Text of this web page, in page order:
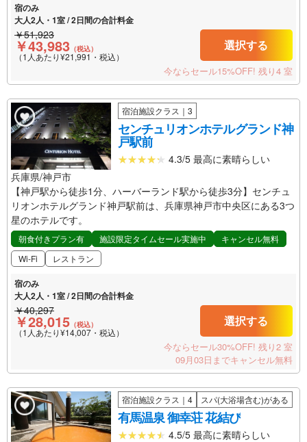
宿のみ
大人2人・1室 / 2日間の合計料金
￥51,923
￥43,983 （税込）
（1人あたり¥21,991・税込）
選択する
今ならセール15%OFF! 残り4 室
宿泊施設クラス｜3
センチュリオンホテルグランド神
戸駅前
4.3/5 最高に素晴らしい
兵庫県/神戸市
【神戸駅から徒歩1分、ハーバーランド駅から徒歩3分】センチュ
リオンホテルグランド神戸駅前は、兵庫県神戸市中央区にある3つ
星のホテルです。
朝食付きプラン有 施設限定タイムセール実施中
キャンセル無料
Wi-Fi
レストラン
宿のみ
大人2人・1室 / 2日間の合計料金
￥40,297
￥28,015 （税込）
（1人あたり¥14,007・税込）
選択する
今ならセール30%OFF! 残り2 室
09月03日までキャンセル無料
宿泊施設クラス｜4 スパ(大浴場含む)がある
有馬温泉 御幸荘 花結び
4.5/5 最高に素晴らしい